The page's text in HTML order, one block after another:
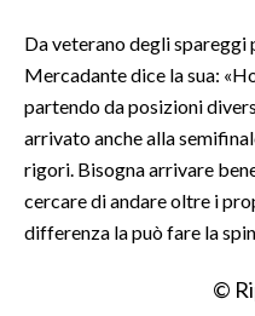
ANNUNCI
NECROLOGI
PUBBLICITÀ
Da veterano degli spareggi
Mercadante dice la sua:
partendo da posizioni
arrivato anche alla
rigori. Bisogna arrivare
cercare di andare oltre i
differenza la può fare la
©